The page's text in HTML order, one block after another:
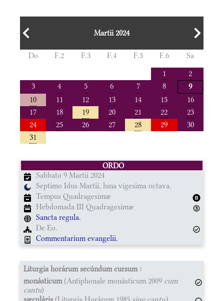
Martii 2024
Do F.2 F.3 F.4 F.5 F.6
Sa
1
2
3
4 5 6 7 8
9
10
11 12 13 14 15
16
17
18 19 20 21 22
23
24
25 26 27 28 29
30
31
ORDO
Sabbato 9 Martii 2024
Septimo Idus Martii, luna vigesima octava.
Tempus Quadragesimæ
Hebdomada III Quadragesimæ
Sancta regula.
De Eo.
Commentarium evangelii.
Liturgia horárum secúndum cursum :
monásticum(Antiphonale monásticum 2009 cum
cantu)